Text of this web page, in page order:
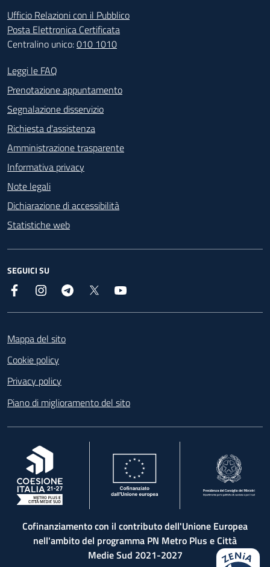
Ufficio Relazioni con il Pubblico
Posta Elettronica Certificata
Centralino unico:010 1010
Footer - Contatti
Leggi le FAQ
Prenotazione appuntamento
Segnalazione disservizio
Richiesta d'assistenza
Amministrazione trasparente
Informativa privacy
Note legali
Dichiarazione di accessibilità
Statistiche web
SEGUICI SU
Facebook InstagramTelegram
Mappa del sito
Cookie policy
Privacy policy
Piano di miglioramento del sito
, apre in una nuova scheda
Cofinanziamento con il contributo dell'Unione Europea
nell'ambito del programma PN Metro Plus e Città
Medie Sud 2021-2027